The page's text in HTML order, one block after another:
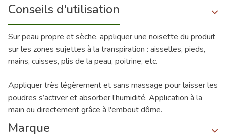
Conseils d'utilisation
Sur peau propre et sèche, appliquer une noisette du produit
sur les zones sujettes à la transpiration : aisselles, pieds,
mains, cuisses, plis de la peau, poitrine, etc.
Appliquer très légèrement et sans massage pour laisser les
poudres s’activer et absorber l’humidité. Application à la
main ou directement grâce à l'embout dôme.
Marque